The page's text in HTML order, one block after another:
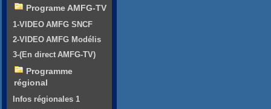
Programe AMFG-TV
1-VIDEO AMFG SNCF
2-VIDEO AMFG Modélis
3-(En direct AMFG-TV)
Programme
régional
Infos régionales 1